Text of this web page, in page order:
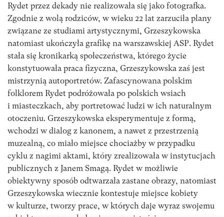
Rydet przez dekady nie realizowała się jako fotografka.
Zgodnie z wolą rodziców, w wieku 22 lat zarzuciła plany
związane ze studiami artystycznymi, Grzeszykowska
natomiast ukończyła grafikę na warszawskiej ASP. Rydet
stała się kronikarką społeczeństwa, którego życie
konstytuowała praca fizyczna, Grzeszykowska zaś jest
mistrzynią autoportretów. Zafascynowana polskim
folklorem Rydet podróżowała po polskich wsiach
i miasteczkach, aby portretować ludzi w ich naturalnym
otoczeniu. Grzeszykowska eksperymentuje z formą,
wchodzi w dialog z kanonem, a nawet z przestrzenią
muzealną, co miało miejsce chociażby w przypadku
cyklu z nagimi aktami, który zrealizowała w instytucjach
publicznych z Janem Smagą. Rydet w możliwie
obiektywny sposób odtwarzała zastane obrazy, natomiast
Grzeszykowska wiecznie kontestuje miejsce kobiety
w kulturze, tworzy prace, w których daje wyraz swojemu